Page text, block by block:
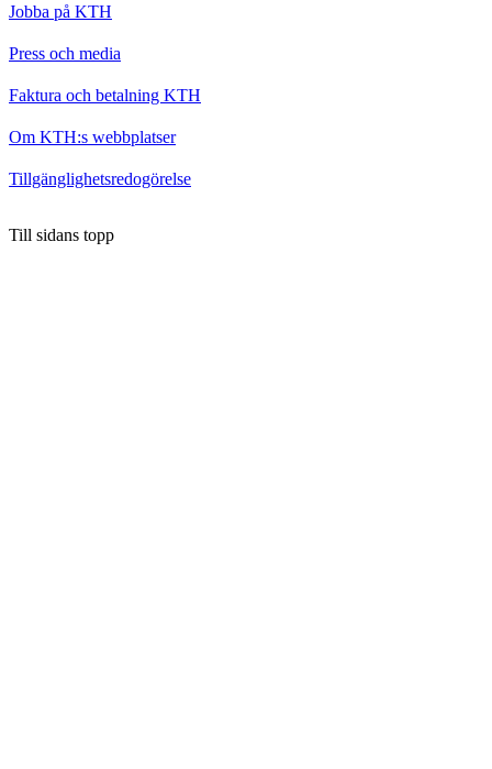
Jobba på KTH
Press och media
Faktura och betalning KTH
Om KTH:s webbplatser
Tillgänglighetsredogörelse
Till sidans topp